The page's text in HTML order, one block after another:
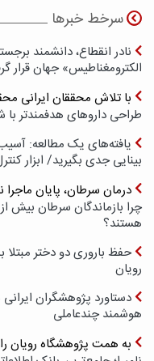
سرخط خبرها
نادر انقطاع، دانشمند
الکترومغناطیس» جهان قرار
با تلاش محققان ایرانی
طراحی داروهای هدفمندتر با
یافته‌های یک مطالعه:
بینایی جدی بگیرید/ ابزار
درمان سرطان، پایان
چرا بازماندگان سرطان بیش
هستند؟
حفظ باروری دو دختر
رویان
دستاورد پژوهشگران
هوشمند چندعاملی
به همت پژوهشگاه رویان